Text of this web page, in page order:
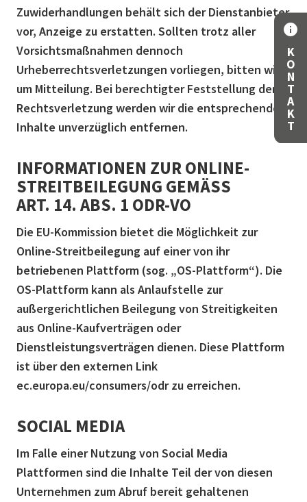
Zuwiderhandlungen behält sich der Dienstanbieter
vor, Anzeige zu erstatten. Sollten trotz aller
Vorsichtsmaßnahmen dennoch
Urheberrechtsverletzungen vorliegen, bitten wir
um Mitteilung. Bei berechtigter Feststellung der
Rechtsverletzung werden wir die entsprechenden
Inhalte unverzüglich entfernen.
INFORMATIONEN ZUR ONLINE-
STREITBEILEGUNG GEMÄSS A
RT. 14. ABS. 1 ODR-VO
Die EU-Kommission bietet die Möglichkeit zur
Online-Streitbeilegung auf einer von ihr
betriebenen Plattform (sog. „OS-Plattform“). Die
OS-Plattform kann als Anlaufstelle zur
außergerichtlichen Beilegung von Streitigkeiten
aus Online-Kaufverträgen oder
Dienstleistungsverträgen dienen. Diese Plattform
ist über den externen Link
ec.europa.eu/consumers/odr zu erreichen.
SOCIAL MEDIA
Im Falle einer Nutzung von Social Media
Plattformen sind die Inhalte Teil der von diesen
Unternehmen zum Abruf bereit gehaltenen
info
K
O
N
T
A
K
T